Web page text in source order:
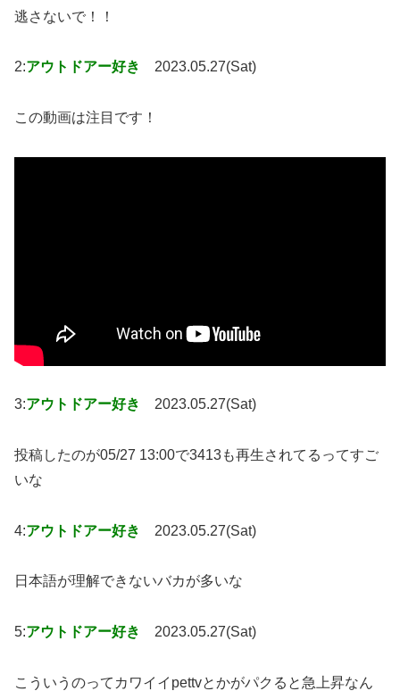
逃さないで！！
2:アウトドアー好き 2023.05.27(Sat)
この動画は注目です！
3:アウトドアー好き 2023.05.27(Sat)
投稿したのが05/27 13:00で3413も再生されてるってすご
いな
4:アウトドアー好き 2023.05.27(Sat)
日本語が理解できないバカが多いな
5:アウトドアー好き 2023.05.27(Sat)
こういうのってカワイイpettvとかがパクると急上昇なん